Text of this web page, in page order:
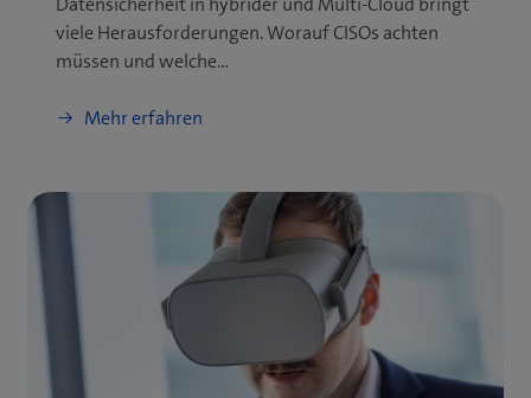
viele Herausforderungen. Worauf CISOs achten
müssen und welche…
Mehr erfahren